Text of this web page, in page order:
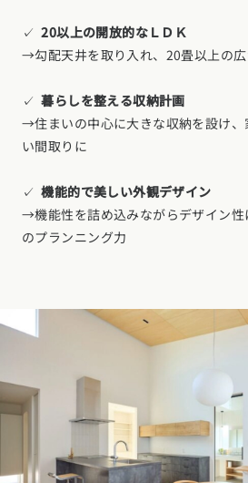
✓ 20以上の開放的なＬＤＫ
→勾配天井を取り入れ、20畳以上の
✓暮らしを整える収納計画
→住まいの中心に大きな収納を設け、
い間取りに
✓機能的で美しい外観デザイン
→機能性を詰め込みながらデザイン性
のプランニング力